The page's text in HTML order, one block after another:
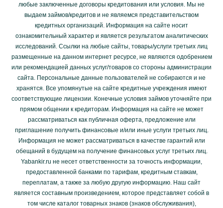
любые заключенные договоры кредитования или условия. Мы не
выдаем займов/кредитов и не являемся представительством
кредитных организаций. Информация на сайте носит
ознакомительный характер и является результатом аналитических
исследований. Ссылки на любые сайты, товары/услуги третьих лиц
размещенные на данном интернет ресурсе, не являются одобрением
или рекомендацией данных услуг/товаров со стороны администрации
сайта. Персональные данные пользователей не собираются и не
хранятся. Все упомянутые на сайте кредитные учреждения имеют
соответствующие лицензии. Конечные условия займов уточняйте при
прямом общении к кредиторам. Информация на сайте не может
рассматриваться как публичная оферта, предложение или
приглашение получить финансовые и/или иные услуги третьих лиц.
Информация не может рассматриваться в качестве гарантий или
обещаний в будущем на получение финансовых услуг третьих лиц.
Yabankir.ru не несет ответственности за точность информации,
предоставленной банками по тарифам, кредитным ставкам,
переплатам, а также за любую другую информацию. Наш сайт
является составным произведением, которое представляет собой в
том числе каталог товарных знаков (знаков обслуживания),